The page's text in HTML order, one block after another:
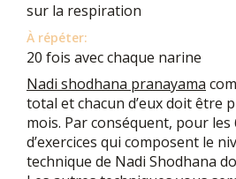
sur la respiration
À répéter:
20 fois avec chaque narine
Nadi shodhana pranayama
total et chacun d’eux doit être
mois. Par conséquent, pour les
d’exercices qui composent le
technique de Nadi Shodhana